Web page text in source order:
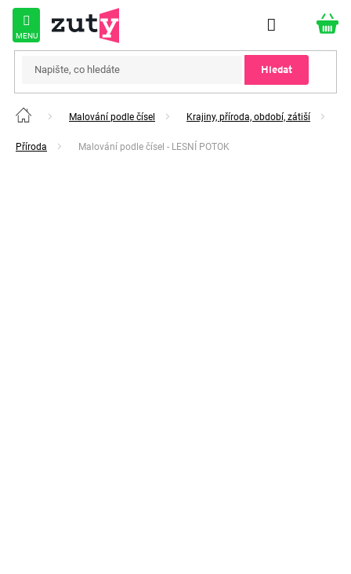
Přejít
obsah
Hledat
Domů Malování podle čísel Krajiny, příroda, období, zátiší
Příroda Malování podle čísel - LESNÍ POTOK